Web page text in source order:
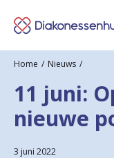
e
Ziektes
Home Nieuws
11 juni:
nieuwe
3 juni 2022